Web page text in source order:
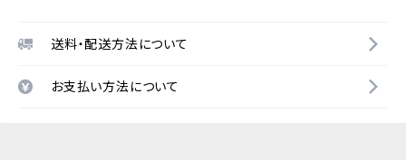
送料・配送方法について
お支払い方法について